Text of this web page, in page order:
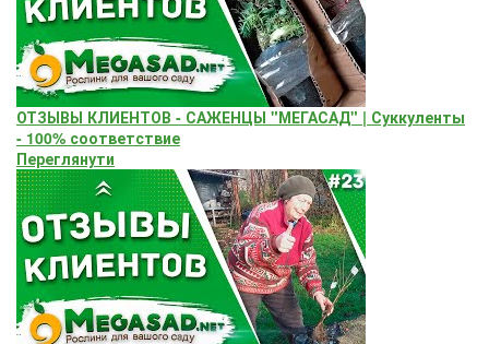
ОТЗЫВЫ КЛИЕНТОВ - САЖЕНЦЫ "МЕГАСАД" | Суккуленты
- 100% соответствие
Переглянути